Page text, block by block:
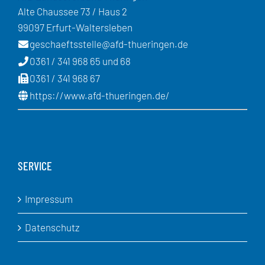
Alte Chaussee 73 / Haus 2
99097 Erfurt-Waltersleben
geschaeftsstelle@afd-thueringen.de
0361 / 341 968 65 und 68
0361 / 341 968 67
https://www.afd-thueringen.de/
SERVICE
Impressum
Datenschutz